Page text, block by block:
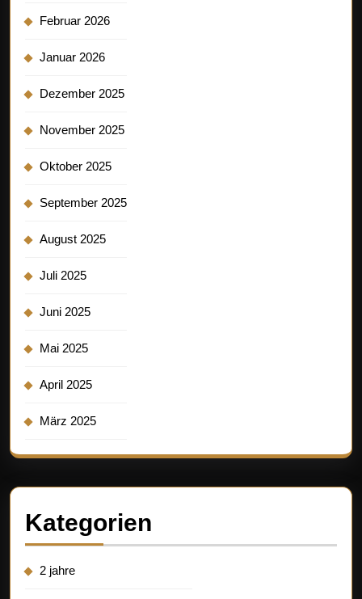
Februar 2026
Januar 2026
Dezember 2025
November 2025
Oktober 2025
September 2025
August 2025
Juli 2025
Juni 2025
Mai 2025
April 2025
März 2025
Kategorien
2 jahre